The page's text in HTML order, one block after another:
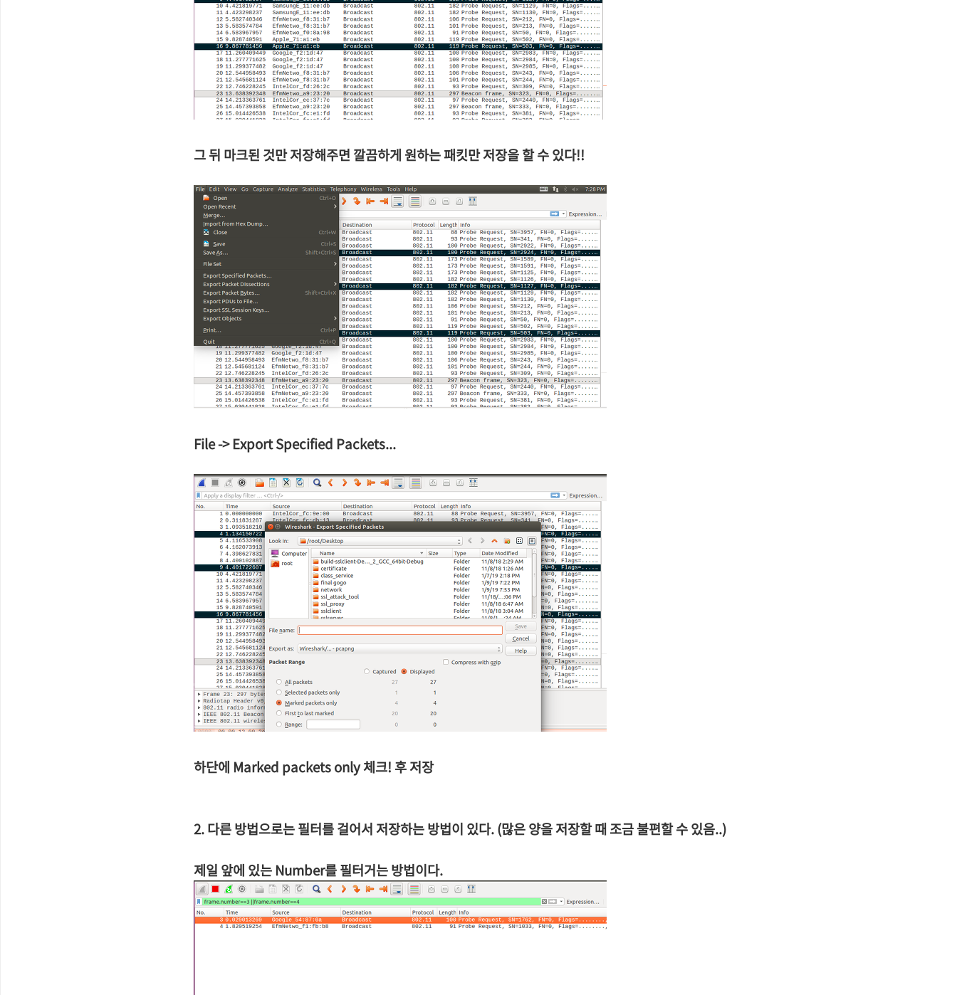
그 뒤 마크된 것만 저장해주면 깔끔하게 원하는 패킷만 저장을 할 수 있다!!
File -> Export Specified Packets...
하단에 Marked packets only 체크! 후 저장
2. 다른 방법으로는 필터를 걸어서 저장하는 방법이 있다. (많은 양을 저장할 때 조금 불편할 수 있음..)
제일 앞에 있는 Number를 필터거는 방법이다.